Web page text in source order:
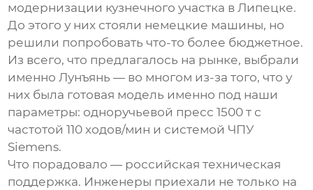
модернизации кузнечного участка в Липецке.
До этого у них стояли немецкие машины, но
решили попробовать что-то более бюджетное.
Из всего, что предлагалось на рынке, выбрали
именно Лунъянь — во многом из-за того, что у
них была готовая модель именно под наши
параметры: одноручьевой пресс 1500 т с
частотой 110 ходов/мин и системой ЧПУ
Siemens.
Что порадовало — российская техническая
поддержка. Инженеры приехали не только на